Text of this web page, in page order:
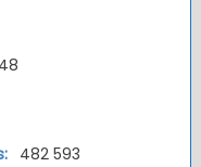
482 593